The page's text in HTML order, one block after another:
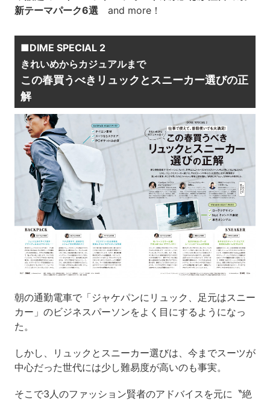
新テーマパーク6選and more！
■DIME SPECIAL 2
きれいめからカジュアルまで
この春買うべきリュックとスニーカー選びの正
解
朝の通勤電車で「ジャケパンにリュック、足元はスニー
カー」のビジネスパーソンをよく目にするようになっ
た。
しかし、リュックとスニーカー選びは、今までスーツが
中心だった世代には少し難易度が高いのも事実。
そこで3人のファッション賢者のアドバイスを元に〝絶